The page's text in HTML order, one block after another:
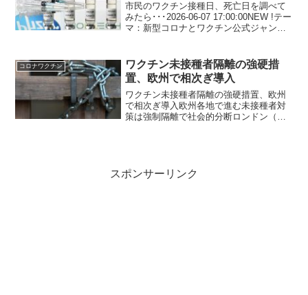
市民のワクチン接種日、死亡日を調べて
みたら･･･2026-06-07 17:00:00NEW !テー
マ：新型コロナとワクチン公式ジャンル
の方も多いと思いますが、是非と...
コロナワクチン
ワクチン未接種者隔離の強硬措
置、欧州で相次ぎ導入
ワクチン未接種者隔離の強硬措置、欧州
で相次ぎ導入欧州各地で進む未接種者対
策は強制隔離で社会的分断ロンドン（Ｃ
スポンサーリンク